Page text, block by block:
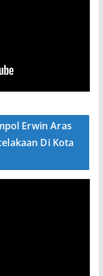
Erwin Aras
Di Kota